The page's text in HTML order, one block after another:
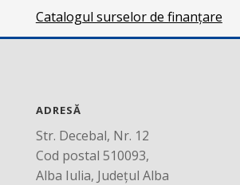
Catalogul surselor de finanțare
ADRESĂ
Str. Decebal, Nr. 12
Cod postal 510093,
Alba Iulia, Județul Alba